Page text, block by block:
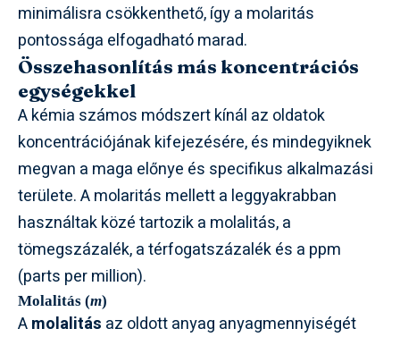
minimálisra csökkenthető, így a molaritás
pontossága elfogadható marad.
Összehasonlítás más koncentrációs
egységekkel
A kémia számos módszert kínál az oldatok
koncentrációjának kifejezésére, és mindegyiknek
megvan a maga előnye és specifikus alkalmazási
területe. A molaritás mellett a leggyakrabban
használtak közé tartozik a molalitás, a
tömegszázalék, a térfogatszázalék és a ppm
(parts per million).
Molalitás (m)
Amolalitás az oldott anyag anyagmennyiségét